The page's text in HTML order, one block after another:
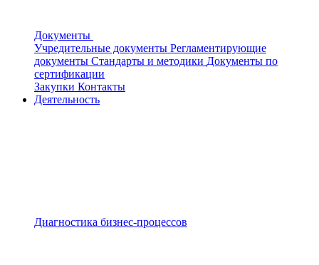
Документы
Учредительные документы Регламентирующие
документы Стандарты и методики Документы по
сертификации
Закупки Контакты
Деятельность
Диагностика бизнес-процессов